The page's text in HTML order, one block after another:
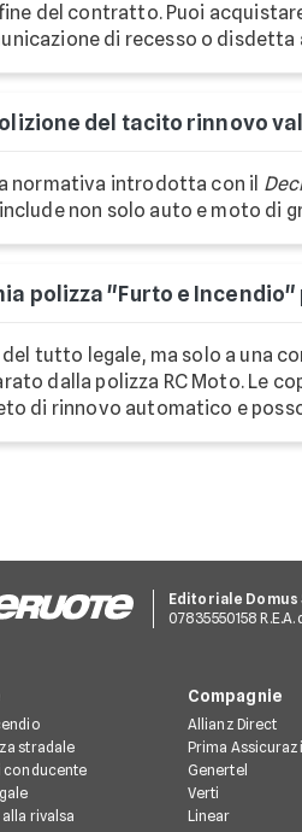
del contratto. Puoi
di recesso o
del tacito rinnovo
normativa introdotta con il
non solo auto e moto di
polizza "Furto e
del tutto legale, ma solo a una
dalla polizza RC Moto. Le
di rinnovo automatico e
Editoriale Domus
07835550158
stradale
rivalsa
Compagnie
Allianz Direct
Prima
Genertel
Verti
Linear